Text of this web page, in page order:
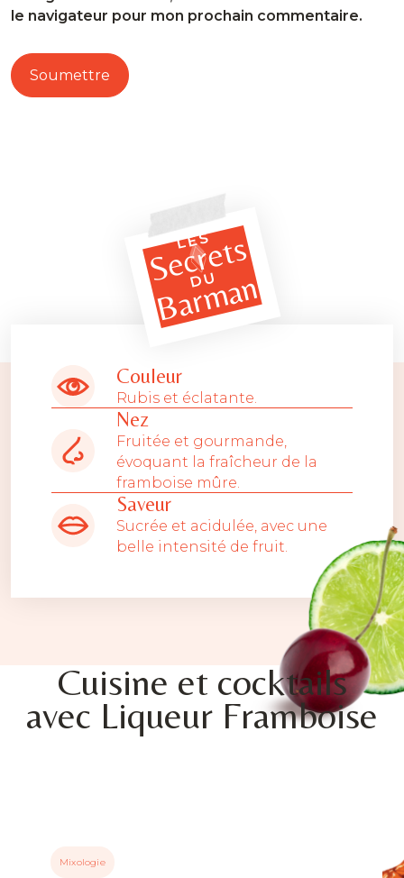
le navigateur pour mon prochain commentaire.
LES
Secrets
DU
Barman
Couleur
Rubis et éclatante.
Nez
Fruitée et gourmande,
évoquant la fraîcheur de la
framboise mûre.
Saveur
Sucrée et acidulée, avec une
belle intensité de fruit.
Cuisine et cocktails
avec Liqueur Framboise
Mixologie